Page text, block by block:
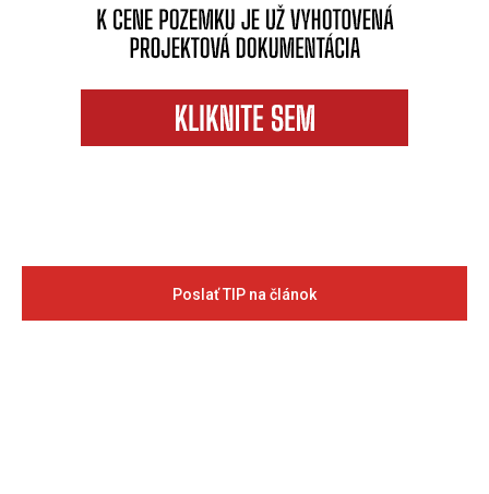
Poslať TIP na článok